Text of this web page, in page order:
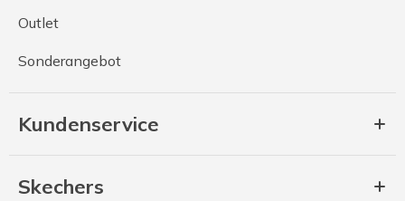
Outlet
Sonderangebot
Kundenservice
Skechers